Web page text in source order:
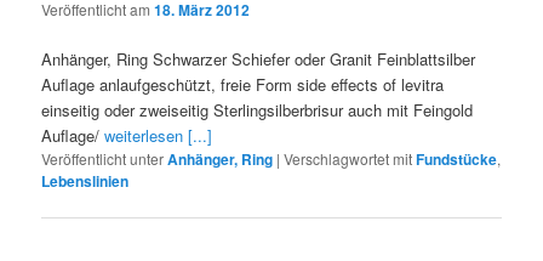
Veröffentlicht am18. März 2012
Anhänger, Ring Schwarzer Schiefer oder Granit Feinblattsilber
Auflage anlaufgeschützt, freie Form side effects of levitra
einseitig oder zweiseitig Sterlingsilberbrisur auch mit Feingold
Auflage/weiterlesen [...]
Veröffentlicht unterAnhänger, Ring |Verschlagwortet mitFundstücke,
Lebenslinien